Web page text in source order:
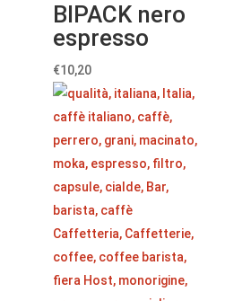
BIPACK nero
espresso
€10,20